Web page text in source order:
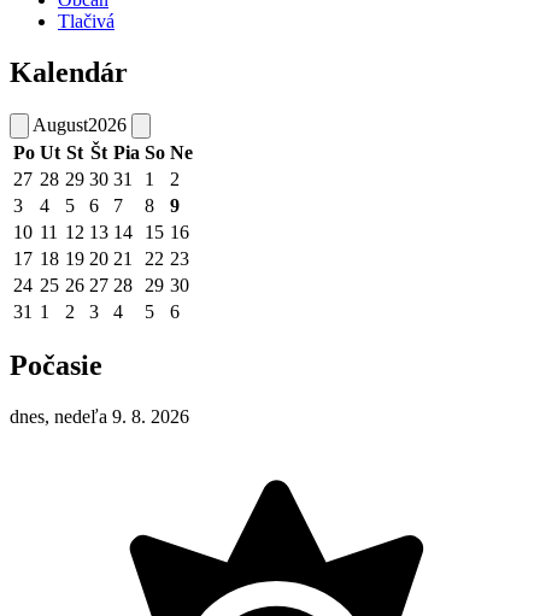
Tlačivá
Kalendár
August2026
Po Ut St Št Pia So Ne
27 28 29 30 31 1
2
3
4 5 6 7 8
9
10 11 12 13 14 15 16
17 18 19 20 21 22 23
24 25 26 27 28 29 30
31 1 2 3 4 5 6
Počasie
dnes, nedeľa 9. 8. 2026